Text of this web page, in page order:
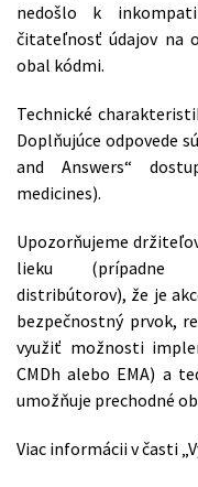
nedošlo k
čitateľnosť údajov na
obal kódmi.
Technické
Doplňujúce odpovede
and Answers“
medicines).
Upozorňujeme
lieku (prípadne
distribútorov), že je
bezpečnostný prvok,
využiť možnosti
CMDh alebo EMA) a
umožňuje prechodné
Viac informácii v časti